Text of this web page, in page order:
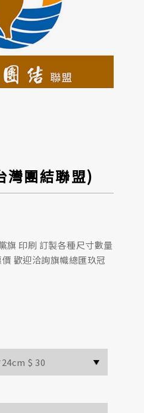
灣團結聯盟)
旗 印刷 訂製各種尺寸數量
歡迎洽詢旗幟總匯玖冠